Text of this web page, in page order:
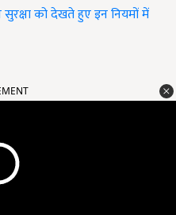
को देखते हुए इन नियमों में